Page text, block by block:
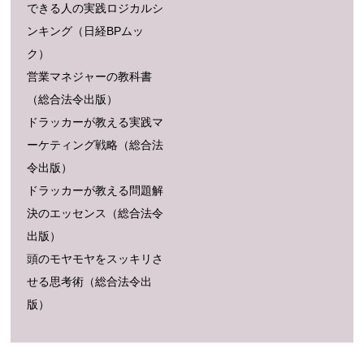
できる人の実践ロジカルシ
ンキング（日経BPムッ
ク）
営業マネジャーの教科書
（総合法令出版）
ドラッカーが教える実践マ
ーケティング戦略（総合法
令出版）
ドラッカーが教える問題解
決のエッセンス（総合法令
出版）
頭のモヤモヤをスッキリさ
せる思考術（総合法令出
版）